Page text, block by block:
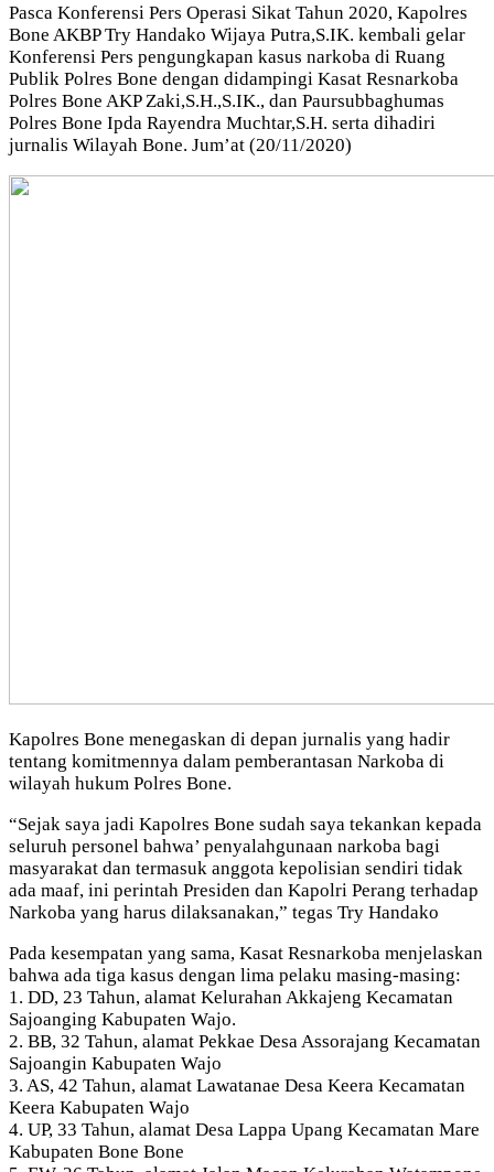
Pasca Konferensi Pers Operasi Sikat Tahun 2020, Kapolres
Bone AKBP Try Handako Wijaya Putra,S.IK. kembali gelar
Konferensi Pers pengungkapan kasus narkoba di Ruang
Publik Polres Bone dengan didampingi Kasat Resnarkoba
Polres Bone AKP Zaki,S.H.,S.IK., dan Paursubbaghumas
Polres Bone Ipda Rayendra Muchtar,S.H. serta dihadiri
jurnalis Wilayah Bone. Jum’at (20/11/2020)
Kapolres Bone menegaskan di depan jurnalis yang hadir
tentang komitmennya dalam pemberantasan Narkoba di
wilayah hukum Polres Bone.
“Sejak saya jadi Kapolres Bone sudah saya tekankan kepada
seluruh personel bahwa’ penyalahgunaan narkoba bagi
masyarakat dan termasuk anggota kepolisian sendiri tidak
ada maaf, ini perintah Presiden dan Kapolri Perang terhadap
Narkoba yang harus dilaksanakan,” tegas Try Handako
Pada kesempatan yang sama, Kasat Resnarkoba menjelaskan
bahwa ada tiga kasus dengan lima pelaku masing-masing:
1. DD, 23 Tahun, alamat Kelurahan Akkajeng Kecamatan
Sajoanging Kabupaten Wajo.
2. BB, 32 Tahun, alamat Pekkae Desa Assorajang Kecamatan
Sajoangin Kabupaten Wajo
3. AS, 42 Tahun, alamat Lawatanae Desa Keera Kecamatan
Keera Kabupaten Wajo
4. UP, 33 Tahun, alamat Desa Lappa Upang Kecamatan Mare
Kabupaten Bone Bone